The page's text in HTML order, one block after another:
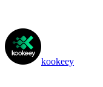
kookeey